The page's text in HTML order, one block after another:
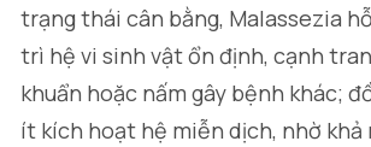
trạng thái cân bằng, Malassezia
trì hệ vi sinh vật ổn định, cạnh
khuẩn hoặc nấm gây bệnh khác;
ít kích hoạt hệ miễn dịch, nhờ khả